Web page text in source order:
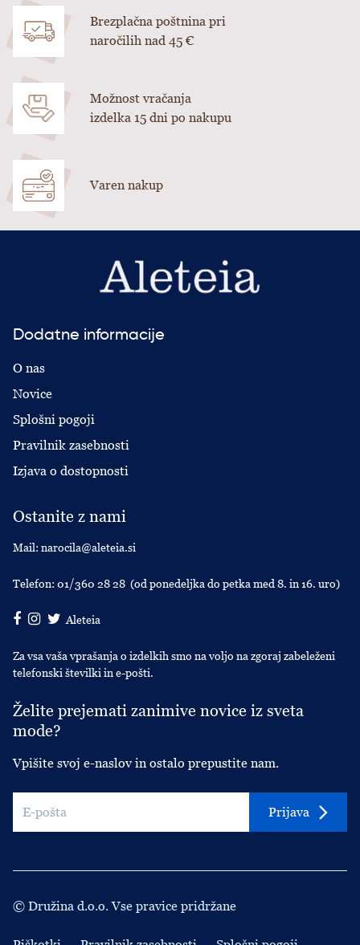
Brezplačna poštnina pri
naročilih nad 45 €
Možnost vračanja
izdelka 15 dni po nakupu
Varen nakup
Dodatne informacije
O nas
Novice
Splošni pogoji
Pravilnik zasebnosti
Izjava o dostopnosti
Ostanite z nami
Mail: narocila@aleteia.si
Telefon: 01/360 28 28 (od ponedeljka do petka med 8. in 16. uro)
Aleteia
Za vsa vaša vprašanja o izdelkih smo na voljo na zgoraj zabeleženi
telefonski številki in e-pošti.
Želite prejemati zanimive novice iz sveta
mode?
Vpišite svoj e-naslov in ostalo prepustite nam.
Prijava
© Družina d.o.o. Vse pravice pridržane